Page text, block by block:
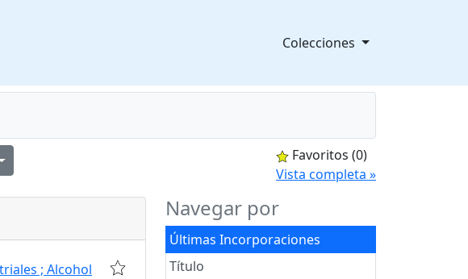
Colecciones
Alternar menú desplegable
Favoritos (0)
Vista completa »
Navegar por
Últimas Incorporaciones
Título
; Alcohol